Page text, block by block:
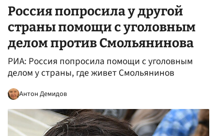
Россия попросила у другой
страны помощи с уголовным
делом против Смольянинова
РИА: Россия попросила помощи с уголовным
делом у страны, где живет Смольянинов
Антон Демидов